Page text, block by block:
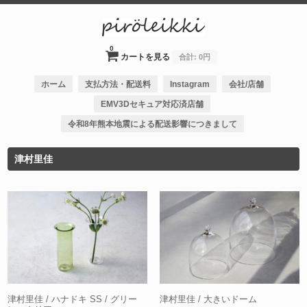
カートを見る
0
合計: 0円
ホーム 支払方法・配送料 Instagram 会社/店舗
EMV3Dセキュア対応済店舗
令和8年熊本地震による配送影響につきまして
津村里佳
津村里佳 / ハナドキ SS / グリー
津村里佳 / 大きいドーム